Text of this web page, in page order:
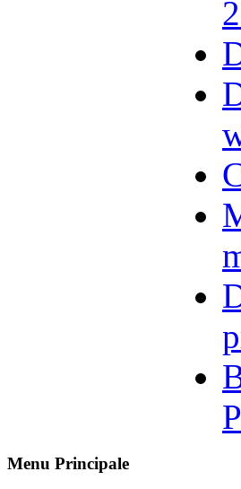
Menu Principale